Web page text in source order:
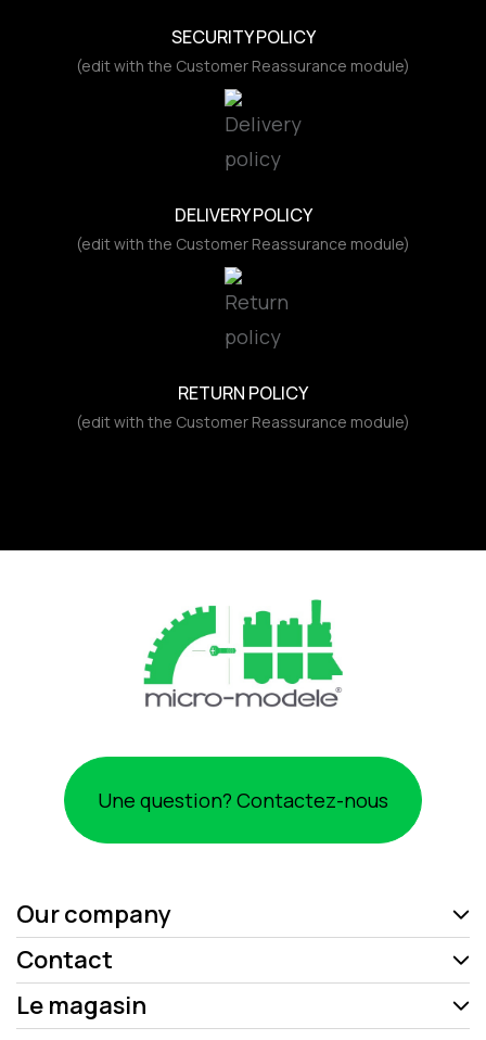
SECURITY POLICY
(edit with the Customer Reassurance module)
DELIVERY POLICY
(edit with the Customer Reassurance module)
RETURN POLICY
(edit with the Customer Reassurance module)
Une question? Contactez-nous
Our company
Contact
Le magasin